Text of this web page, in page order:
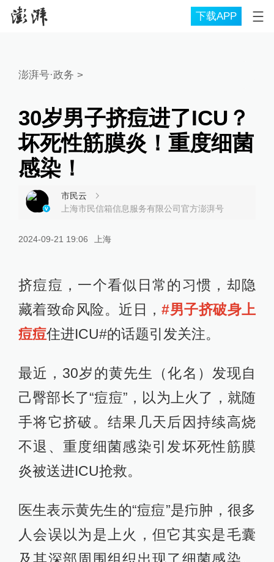
下载APP
澎湃号·政务 >
30岁男子挤痘进了ICU？
坏死性筋膜炎！重度细菌
感染！
市民云
上海市民信箱信息服务有限公司官方澎湃号
2024-09-21 19:06 上海
挤痘痘，一个看似日常的习惯，却隐
藏着致命风险。近日，#男子挤破身上
痘痘住进ICU#的话题引发关注。
最近，30岁的黄先生（化名）发现自
己臀部长了“痘痘”，以为上火了，就随
手将它挤破。结果几天后因持续高烧
不退、重度细菌感染引发坏死性筋膜
炎被送进ICU抢救。
医生表示黄先生的“痘痘”是疖肿，很多
人会误以为是上火，但它其实是毛囊